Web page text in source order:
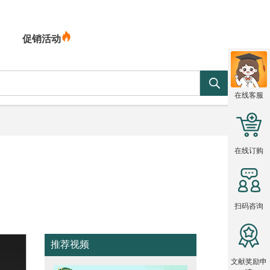
促销活动
推荐视频
在线客服
在线订购
扫码咨询
文献奖励申